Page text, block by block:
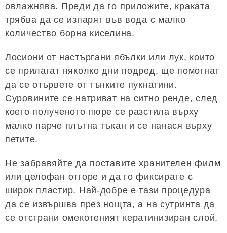
овлажнява. Преди да го приложите, краката
трябва да се изпарят във вода с малко
количество борна киселина.
Лосиони от настъргани ябълки или лук, които
се прилагат няколко дни подред, ще помогнат
да се отървете от тънките пукнатини.
Суровините се натриват на ситно ренде, след
което полученото пюре се разстила върху
малко парче плътна тъкан и се нанася върху
петите.
Не забравяйте да поставите хранителен филм
или целофан отгоре и да го фиксирате с
широк пластир. Най-добре е тази процедура
да се извършва през нощта, а на сутринта да
се отстрани омекотеният кератинизиран слой.